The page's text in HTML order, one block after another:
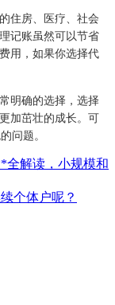
住房、医疗、社会
记账虽然可以节省
用，如果你选择代
明确的选择，选择
加茁壮的成长。可
问题。
全解读，小规模和
个体户呢？